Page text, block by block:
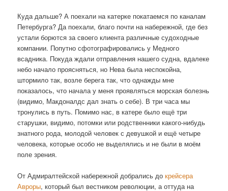
Куда дальше? А поехали на катерке покатаемся по каналам
Петербурга? Да поехали, благо почти на набережной, где без
устали борются за своего клиента различные судоходные
компании. Попутно сфотографировались у Медного
всадника. Покуда ждали отправления нашего судна, вдалеке
небо начало проясняться, но Нева была неспокойна,
штормило так, возле берега так, что однажды мне
показалось, что начала у меня проявляться морская болезнь
(видимо, Макдоналдс дал знать о себе). В три часа мы
тронулись в путь. Помимо нас, в катере было ещё три
старушки, видимо, потомки или родственники какого-нибудь
знатного рода, молодой человек с девушкой и ещё четыре
человека, которые особо не выделялись и не были в моём
поле зрения.
От Адмиралтейской набережной добрались докрейсера
Авроры, который был вестником революции, а оттуда на